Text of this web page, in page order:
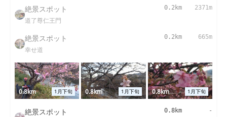
絶景スポット
道了尊仁王門
0.2km 2371m
絶景スポット
幸せ道
0.2km 665m
1月下旬
0.8km 1月下旬
0.8km 1月下旬
0.8km
絶景スポット 0.8km -